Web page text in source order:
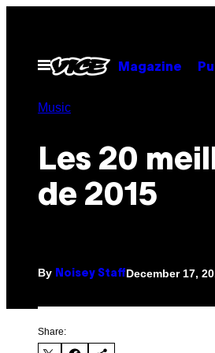
contentOpen
Menu
Magazine
Music
Les 20
de 2015
By Noisey StaffDecember 17,
Share: